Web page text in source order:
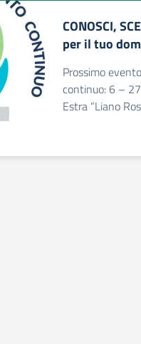
CONOSCI,
per il tuo
Prossimo
continuo: 6 –
Estra “Liano